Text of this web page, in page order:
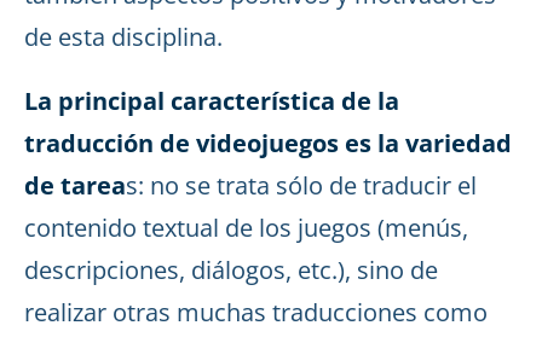
de esta disciplina.
La principal característica de la
traducción de videojuegos es la variedad
de tareas: no se trata sólo de traducir el
contenido textual de los juegos (menús,
descripciones, diálogos, etc.), sino de
realizar otras muchas traducciones como